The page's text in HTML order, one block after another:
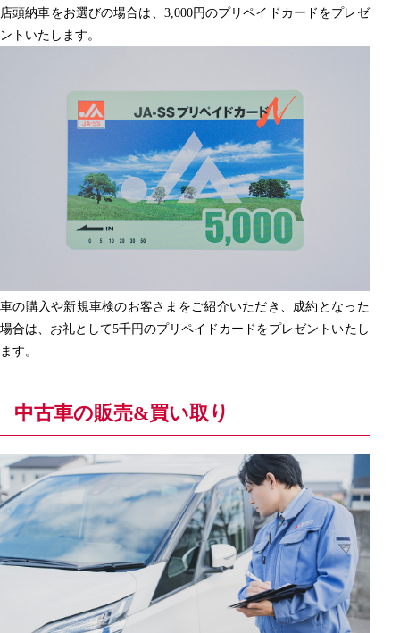
店頭納車をお選びの場合は、3,000円のプリペイドカードをプレゼ
ントいたします。
車の購入や新規車検のお客さまをご紹介いただき、成約となった
場合は、お礼として5千円のプリペイドカードをプレゼントいたし
ます。
中古車の販売&買い取り